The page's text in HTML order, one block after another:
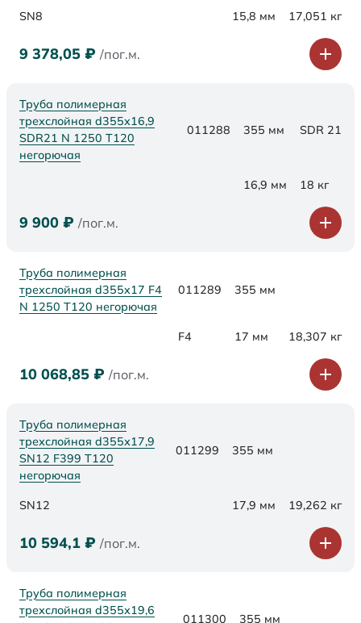
SN8 15,8 мм 17,051 кг
9 378,05 ₽ /пог.м.
Труба полимерная
трехслойная d355x16,9
SDR21 N 1250 Т120
негорючая
011288 355 мм SDR 21
16,9 мм 18 кг
9 900 ₽ /пог.м.
Труба полимерная
трехслойная d355x17 F4
N 1250 Т120 негорючая
011289 355 мм
F4 17 мм 18,307 кг
10 068,85 ₽ /пог.м.
Труба полимерная
трехслойная d355х17,9
SN12 F399 Т120
негорючая
011299 355 мм
SN12 17,9 мм 19,262 кг
10 594,1 ₽ /пог.м.
Труба полимерная
трехслойная d355х19,6
011300 355 мм